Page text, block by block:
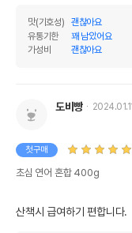
맛(기호성)
괜찮아요
유통기한
꽤 남았어요
가성비
괜찮아요
도비빵 2024.01.11
첫구매
초심 연어 혼합 400g
산책시 급여하기 편합니다.